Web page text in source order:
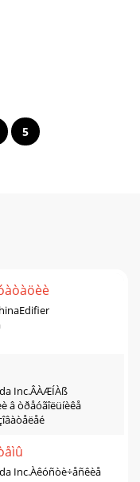
5
Inc.ÂÀÆÍÀß
â òðåóãîëüíèêå
Inc.Àêóñòè÷åñêèå